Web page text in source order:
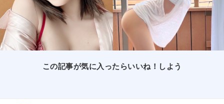
この記事が気に入ったらいいね！しよう